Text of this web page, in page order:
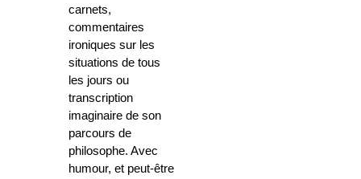
carnets,
commentaires
ironiques sur les
situations de tous
les jours ou
transcription
imaginaire de son
parcours de
philosophe. Avec
humour, et peut-être